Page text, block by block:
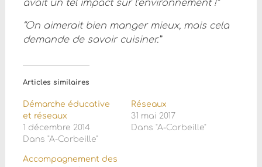
avait un tel impact sur l’environnement !”
“On aimerait bien manger mieux, mais cela
demande de savoir cuisiner.”
Articles similaires
Démarche éducative
et réseaux
1 décembre 2014
Dans "A-Corbeille"
Réseaux
31 mai 2017
Dans "A-Corbeille"
Accompagnement des